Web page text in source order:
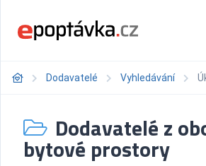
Dodavatelé Vyhledávání
Dodavatelé z
bytové prostory